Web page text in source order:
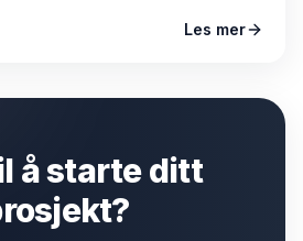
Les mer
å starte ditt